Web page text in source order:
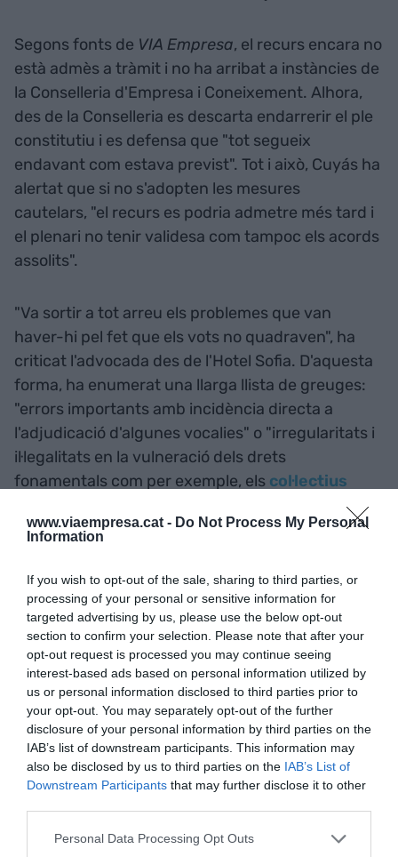
www.viaempresa.cat - Do Not Process My Personal
Information
If you wish to opt-out of the sale, sharing to third parties, or
processing of your personal or sensitive information for
targeted advertising by us, please use the below opt-out
section to confirm your selection. Please note that after your
opt-out request is processed you may continue seeing
interest-based ads based on personal information utilized by
us or personal information disclosed to third parties prior to
your opt-out. You may separately opt-out of the further
disclosure of your personal information by third parties on the
IAB’s list of downstream participants. This information may
also be disclosed by us to third parties on the IAB’s List of
Downstream Participants that may further disclose it to other
Personal Data Processing Opt Outs
Segons fonts de VIA Empresa, el recurs encara no
està admès a tràmit i no ha arribat a instàncies de
la Conselleria d'Empresa i Coneixement. Alhora,
des de la Conselleria es descarta endarrerir el ple
constitutiu i es defensa que "tot segueix
endavant com estava previst". Tot i això, Cuyás ha
alertat que si no s'adopten les mesures
cautelars, "el recurs es podria admetre més tard i
el plenari no tenir validesa com tampoc els acords
assolits".
"Va sortir a tot arreu els problemes que van
haver-hi pel fet que els vots no quadraven", ha
criticat l'advocada des de l'Hotel Sofia. D'aquesta
forma, ha enumerat una llarga llista de greuges:
"errors importants amb incidència directa a
l'adjudicació d'algunes vocalies" o "irregularitats i
il·legalitats en la vulneració dels drets
fonamentals com per exemple, els col·lectius
l'anglès per poder votar amb igualtat", entre
Encara més: "incompliment de la legislació bàsica
de l'Estat pel que fa a l'anul·lació del vot per
correu", "greus incidències en el vot remot que ha
incomplert l'autenticació robusta i que s'ha estès
amb inseguretat i nul·litat sobre un 84% dels vots"
o "vulneracions de les condicions del plec de
prescripcions i l'adjudicació del contracte amb
Scytl". Fa només unes hores, Scytl ja es va
defensar reivindicant que "en cap cas s'havia
s'havia assegurat "la confidencialitat i l'anonimat